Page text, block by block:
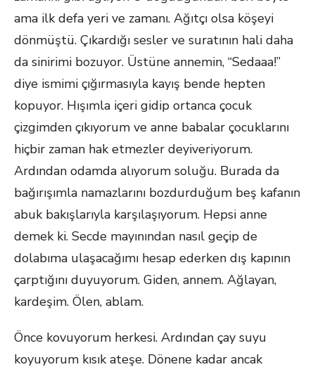
ama ilk defa yeri ve zamanı. Ağıtçı olsa köşeyi
dönmüştü. Çıkardığı sesler ve suratının hali daha
da sinirimi bozuyor. Üstüne annemin, “Sedaaa!”
diye ismimi çığırmasıyla kayış bende hepten
kopuyor. Hışımla içeri gidip ortanca çocuk
çizgimden çıkıyorum ve anne babalar çocuklarını
hiçbir zaman hak etmezler deyiveriyorum.
Ardından odamda alıyorum soluğu. Burada da
bağırışımla namazlarını bozdurduğum beş kafanın
abuk bakışlarıyla karşılaşıyorum. Hepsi anne
demek ki. Secde mayınından nasıl geçip de
dolabıma ulaşacağımı hesap ederken dış kapının
çarptığını duyuyorum. Giden, annem. Ağlayan,
kardeşim. Ölen, ablam.
Önce kovuyorum herkesi. Ardından çay suyu
koyuyorum kısık ateşe. Dönene kadar ancak